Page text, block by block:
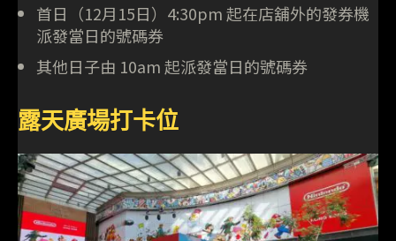
首日（12月15日）4:30pm 起在店舖外的發券機
派發當日的號碼券
其他日子由 10am 起派發當日的號碼券
露天廣場打卡位